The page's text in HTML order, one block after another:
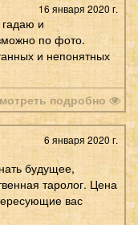
16 января 2020 г.
и
по фото.
и непонятных
подробно
6 января 2020 г.
будущее,
таролог. Цена
вас